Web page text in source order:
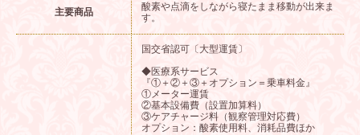
主要商品
酸素や点滴をしながら寝たまま移動が出来ま
す。
国交省認可〔大型運賃〕
◆医療系サービス
『①＋②＋③＋オプション＝乗車料金』
①メーター運賃
②基本設備費（設置加算料）
③ケアチャージ料（観察管理対応費）
オプション：酸素使用料、消耗品費ほか